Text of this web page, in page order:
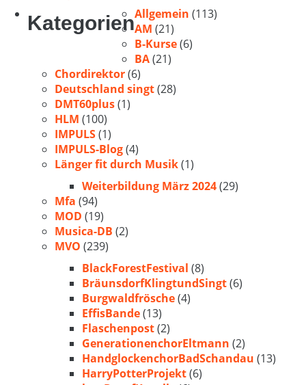
KategorienAllgemein (113)
AM (21)
B-Kurse(6)
BA(21)
Chordirektor(6)
Deutschland singt(28)
DMT60plus(1)
HLM (100)
IMPULS(1)
IMPULS-Blog(4)
Länger fit durch Musik(1)
Weiterbildung März 2024(29)
Mfa (94)
MOD (19)
Musica-DB (2)
MVO (239)
BlackForestFestival (8)
BräunsdorfKlingtundSingt(6)
Burgwaldfrösche(4)
EffisBande(13)
Flaschenpost(2)
GenerationenchorEltmann (2)
HandglockenchorBadSchandau (13)
HarryPotterProjekt(6)